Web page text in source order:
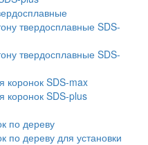
твердосплавные SDS-
твердосплавные SDS-
коронок SDS-max
коронок SDS-plus
по дереву
по дереву для установки